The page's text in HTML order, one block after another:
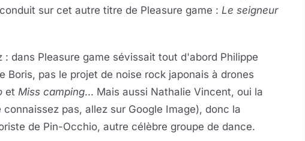
sur cet autre titre de Pleasure game : Le seigneur
dans Pleasure game sévissait tout d'abord Philippe
Boris, pas le projet de noise rock japonais à drones
et Miss camping... Mais aussi Nathalie Vincent, oui la
pas, allez sur Google Image), donc la
de Pin-Occhio, autre célèbre groupe de dance.